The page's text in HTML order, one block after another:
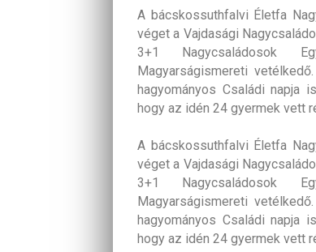
A bácskossuthfalvi Életfa
véget a Vajdasági
3+1 Nagycsaládosok
Magyarságismereti
hagyományos Családi napja
hogy az idén 24 gyermek vett
A bácskossuthfalvi Életfa
véget a Vajdasági
3+1 Nagycsaládosok
Magyarságismereti
hagyományos Családi napja
hogy az idén 24 gyermek vett